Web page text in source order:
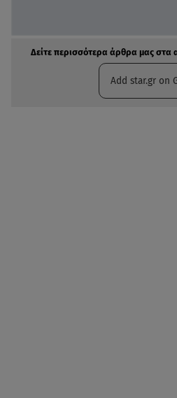
Δείτε περισσότερα άρθρα μας στα
Add star.gr on